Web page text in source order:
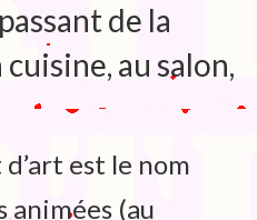
de la
cuisine, au salon,
est le nom
animées (au